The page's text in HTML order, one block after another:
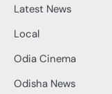
Latest News
Local
Odia Cinema
Odisha News